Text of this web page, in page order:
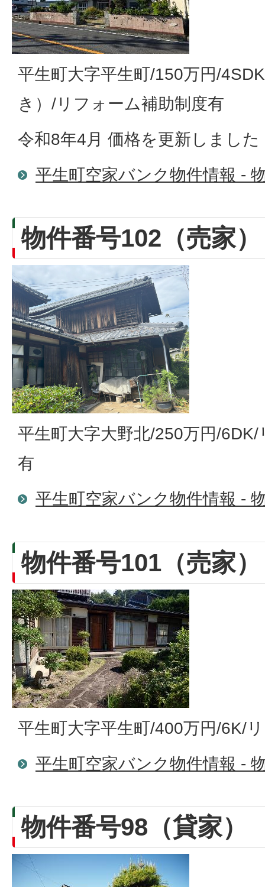
平生町大字平生町/150万円/
き）/リフォーム補助制度有
令和8年4月 価格を更新しました
平生町空家バンク物件情報 -
物件番号102（売家）
平生町大字大野北/250万円/
有
平生町空家バンク物件情報 -
物件番号101（売家）
平生町大字平生町/400万円/6K/
平生町空家バンク物件情報 -
物件番号98（貸家）